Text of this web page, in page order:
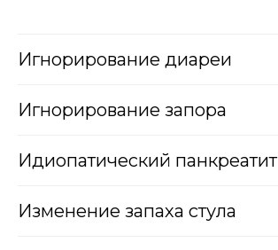
Игнорирование диареи
Игнорирование запора
Идиопатический панкреатит
Изменение запаха стула